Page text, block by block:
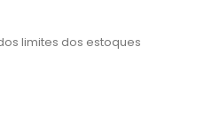
limites dos estoques